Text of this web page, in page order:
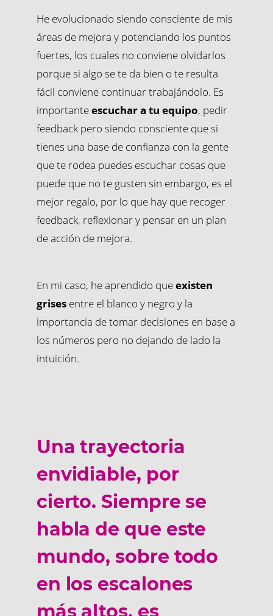
He evolucionado siendo consciente de mis
áreas de mejora y potenciando los puntos
fuertes, los cuales no conviene olvidarlos
porque si algo se te da bien o te resulta
fácil conviene continuar trabajándolo. Es
importanteescuchar a tu equipo, pedir
feedback pero siendo consciente que si
tienes una base de confianza con la gente
que te rodea puedes escuchar cosas que
puede que no te gusten sin embargo, es el
mejor regalo, por lo que hay que recoger
feedback, reflexionar y pensar en un plan
de acción de mejora.
En mi caso, he aprendido queexisten
grisesentre el blanco y negro y la
importancia de tomar decisiones en base a
los números pero no dejando de lado la
intuición.
Una trayectoria
envidiable, por
cierto. Siempre se
habla de que este
mundo, sobre todo
en los escalones